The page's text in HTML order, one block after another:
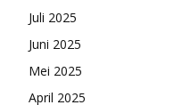
Juli 2025
Juni 2025
Mei 2025
April 2025